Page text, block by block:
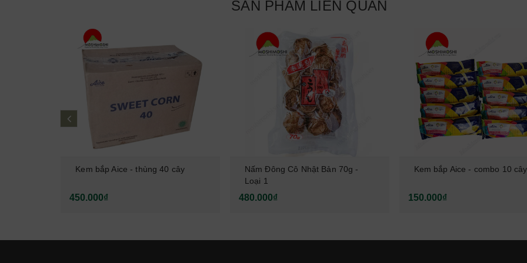
SẢN PHẨM LIÊN QUAN
Kem bắp Aice - thùng 40 cây
450.000₫
Nấm Đông Cô Nhật Bản 70g -
Loại 1
480.000₫
Kem bắp Aice - combo 10 cây
150.000₫